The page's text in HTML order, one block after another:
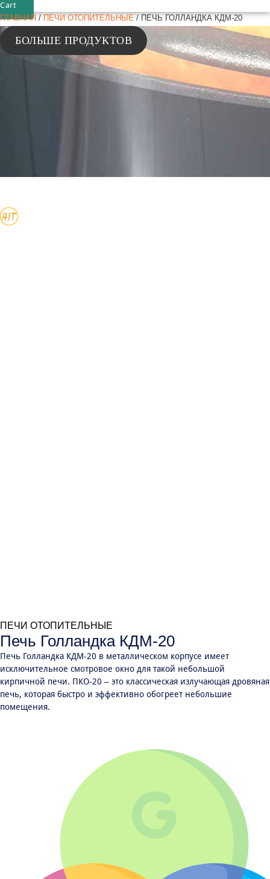
Cart
ГЛАВНАЯ / ПЕЧИ ОТОПИТЕЛЬНЫЕ / ПЕЧЬ ГОЛЛАНДКА КДМ-20
ПЕЧИ ОТОПИТЕЛЬНЫЕ
Печь Голландка КДМ-20
Печь Голландка КДМ-20 в металлическом корпусе имеет
исключительное смотровое окно для такой небольшой
кирпичной печи. ПКО-20 – это классическая излучающая дровяная
печь, которая быстро и эффективно обогреет небольшие
помещения.